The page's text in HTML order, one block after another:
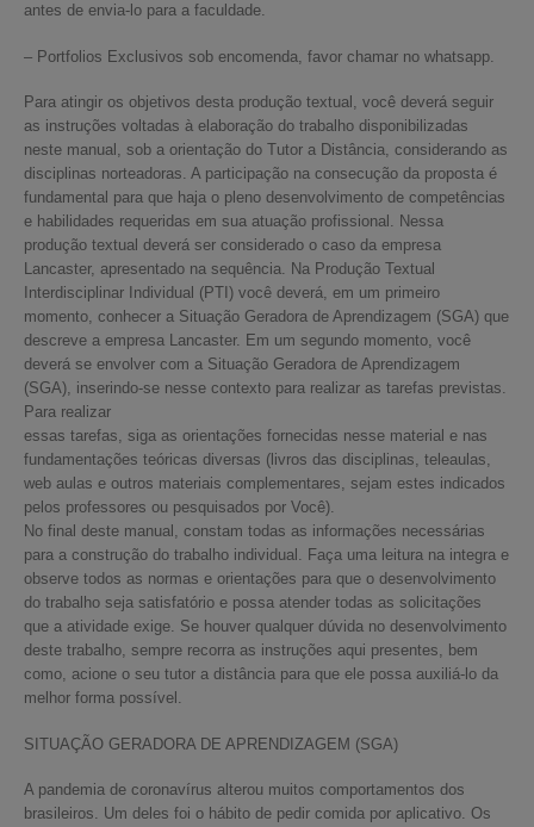
antes de envia-lo para a faculdade.
– Portfolios Exclusivos sob encomenda, favor chamar no whatsapp.
Para atingir os objetivos desta produção textual, você deverá seguir
as instruções voltadas à elaboração do trabalho disponibilizadas
neste manual, sob a orientação do Tutor a Distância, considerando as
disciplinas norteadoras. A participação na consecução da proposta é
fundamental para que haja o pleno desenvolvimento de competências
e habilidades requeridas em sua atuação profissional. Nessa
produção textual deverá ser considerado o caso da empresa
Lancaster, apresentado na sequência. Na Produção Textual
Interdisciplinar Individual (PTI) você deverá, em um primeiro
momento, conhecer a Situação Geradora de Aprendizagem (SGA) que
descreve a empresa Lancaster. Em um segundo momento, você
deverá se envolver com a Situação Geradora de Aprendizagem
(SGA), inserindo-se nesse contexto para realizar as tarefas previstas.
Para realizar
essas tarefas, siga as orientações fornecidas nesse material e nas
fundamentações teóricas diversas (livros das disciplinas, teleaulas,
web aulas e outros materiais complementares, sejam estes indicados
pelos professores ou pesquisados por Você).
No final deste manual, constam todas as informações necessárias
para a construção do trabalho individual. Faça uma leitura na integra e
observe todos as normas e orientações para que o desenvolvimento
do trabalho seja satisfatório e possa atender todas as solicitações
que a atividade exige. Se houver qualquer dúvida no desenvolvimento
deste trabalho, sempre recorra as instruções aqui presentes, bem
como, acione o seu tutor a distância para que ele possa auxiliá-lo da
melhor forma possível.
SITUAÇÃO GERADORA DE APRENDIZAGEM (SGA)
A pandemia de coronavírus alterou muitos comportamentos dos
brasileiros. Um deles foi o hábito de pedir comida por aplicativo. Os